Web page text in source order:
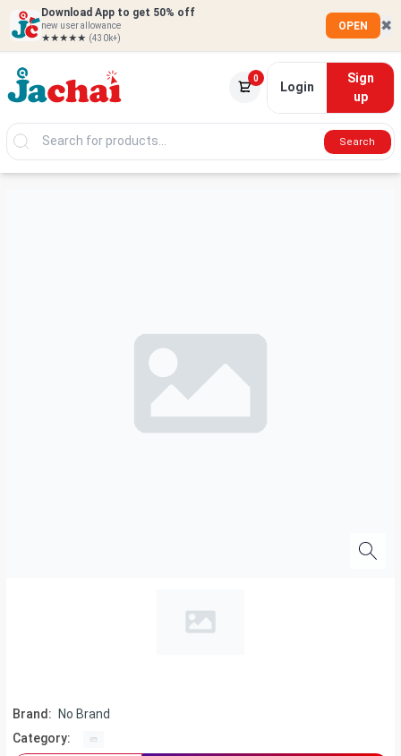
Download App to get 50% off
new user allowance
★★★★★ (430k+)
OPEN ✖
0
Login
Sign
up
Search
Brand:
No Brand
Category: